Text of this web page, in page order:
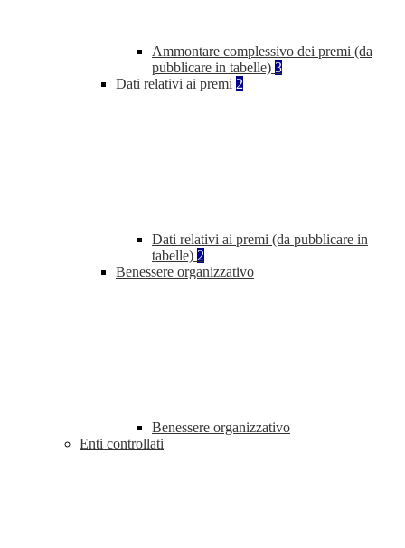
Ammontare complessivo dei premi (da
pubblicare in tabelle) 3
Dati relativi ai premi 2
Dati relativi ai premi (da pubblicare in
tabelle) 2
Benessere organizzativo
Benessere organizzativo
Enti controllati